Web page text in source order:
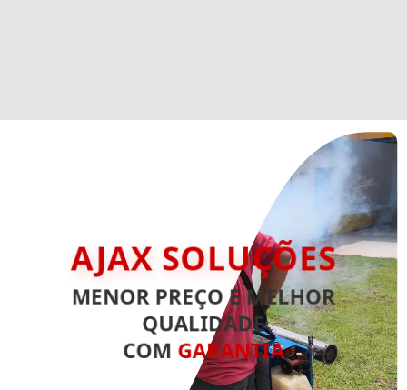
AJAX SOLUÇÕES
MENOR PREÇO E MELHOR
QUALIDADE
COM GARANTIA